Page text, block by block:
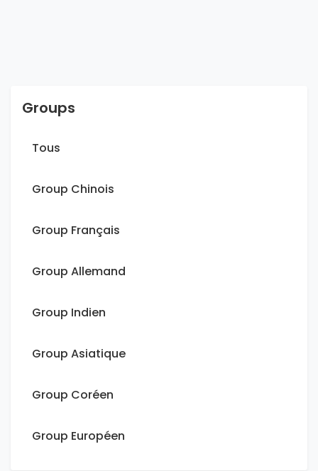
Groups
Tous
Group Chinois
Group Français
Group Allemand
Group Indien
Group Asiatique
Group Coréen
Group Européen